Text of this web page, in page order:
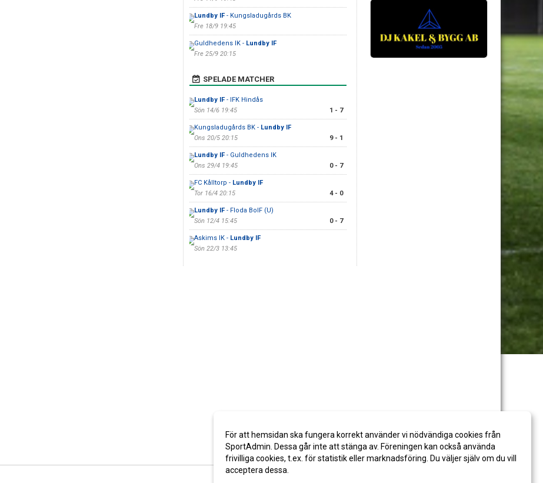
Lundby IF- Kungsladugårds BK
Fre 18/9 19:45
Guldhedens IK - Lundby IF
Fre 25/9 20:15
SPELADE MATCHER
Lundby IF- IFK Hindås
Sön 14/6 19:45
1 - 7
Kungsladugårds BK - Lundby IF
Ons 20/5 20:15
9 - 1
Lundby IF- Guldhedens IK
Ons 29/4 19:45
0 - 7
FC Kålltorp - Lundby IF
Tor 16/4 20:15
4 - 0
Lundby IF- Floda BoIF (U)
Sön 12/4 15:45
0 - 7
Askims IK - Lundby IF
Sön 22/3 13:45
För att hemsidan ska fungera korrekt använder vi nödvändiga cookies från
SportAdmin. Dessa går inte att stänga av. Föreningen kan också använda
frivilliga cookies, t.ex. för statistik eller marknadsföring. Du väljer själv om du vill
acceptera dessa.